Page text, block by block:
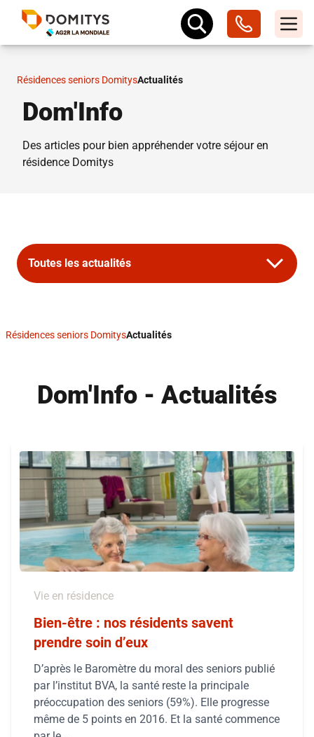
Résidences seniors DomitysActualités
Dom'Info
Des articles pour bien appréhender votre séjour en
résidence Domitys
Toutes les actualités
Résidences seniors DomitysActualités
Dom'Info - Actualités
Vie en résidence
Bien-être : nos résidents savent
prendre soin d’eux
D’après le Baromètre du moral des seniors publié
par l’institut BVA, la santé reste la principale
préoccupation des seniors (59%). Elle progresse
même de 5 points en 2016. Et la santé commence